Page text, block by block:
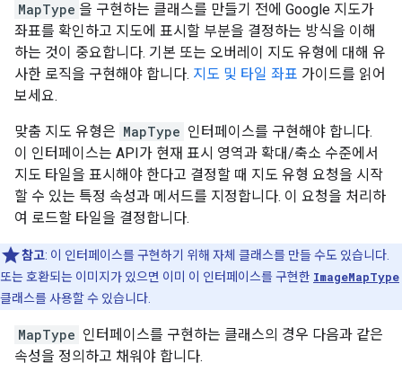
MapType 을 구현하는 클래스를 만들기 전에 Google 지도가
좌표를 확인하고 지도에 표시할 부분을 결정하는 방식을 이해
하는 것이 중요합니다. 기본 또는 오버레이 지도 유형에 대해 유
사한 로직을 구현해야 합니다. 지도 및 타일 좌표 가이드를 읽어
보세요.
맞춤 지도 유형은 MapType 인터페이스를 구현해야 합니다.
이 인터페이스는 API가 현재 표시 영역과 확대/축소 수준에서
지도 타일을 표시해야 한다고 결정할 때 지도 유형 요청을 시작
할 수 있는 특정 속성과 메서드를 지정합니다. 이 요청을 처리하
여 로드할 타일을 결정합니다.
참고: 이 인터페이스를 구현하기 위해 자체 클래스를 만들 수도 있습니다.
또는 호환되는 이미지가 있으면 이미 이 인터페이스를 구현한 ImageMapType
클래스를 사용할 수 있습니다.
MapType 인터페이스를 구현하는 클래스의 경우 다음과 같은
속성을 정의하고 채워야 합니다.